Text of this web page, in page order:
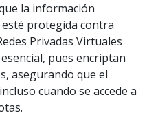
la información
protegida contra
Privadas Virtuales
pues encriptan
asegurando que el
cuando se accede a